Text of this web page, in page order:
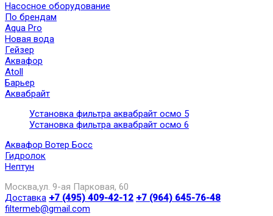
Насосное оборудование
По брендам
Aqua Pro
Новая вода
Гейзер
Аквафор
Atoll
Барьер
Аквабрайт
Установка фильтра аквабрайт осмо 5
Установка фильтра аквабрайт осмо 6
Аквафор Вотер Босс
Гидролок
Нептун
Москва,ул. 9-ая Парковая, 60
Доставка +7 (495) 409-42-12 +7 (964) 645-76-48
filtermeb@gmail.com